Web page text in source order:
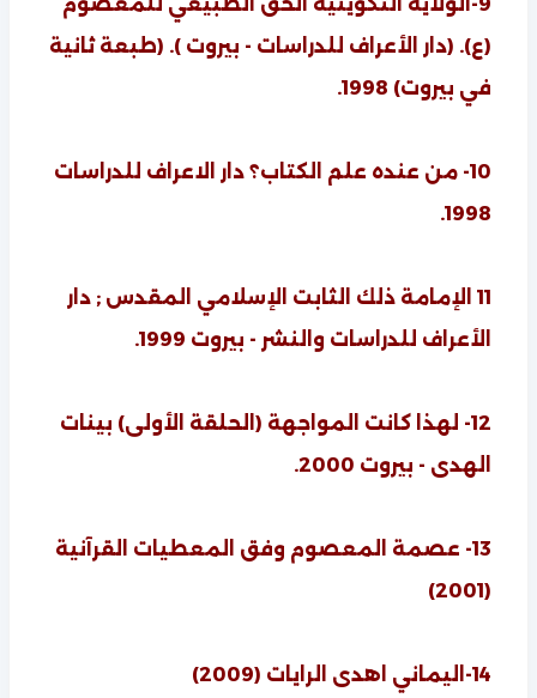
(ع). (دار الأعراف للدراسات - بيروت ). (طبعة ثانية
في بيروت) 1998.
10- من عنده علم الكتاب؟ دار الاعراف للدراسات
1998.
11 الإمامة ذلك الثابت الإسلامي المقدس ; دار
الأعراف للدراسات والنشر - بيروت 1999.
12- لهذا كانت المواجهة (الحلقة الأولى) بينات
الهدى - بيروت 2000.
13- عصمة المعصوم وفق المعطيات القرآنية
(2001)
14-اليماني اهدى الرايات (2009)